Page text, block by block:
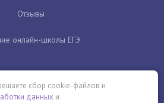
Отзывы
онлайн-школы ЕГЭ
сбор cookie-файлов и
данных и